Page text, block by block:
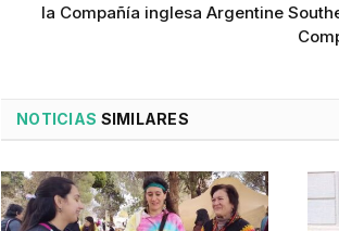
la Compañía inglesa Argentine
NOTICIAS SIMILARES